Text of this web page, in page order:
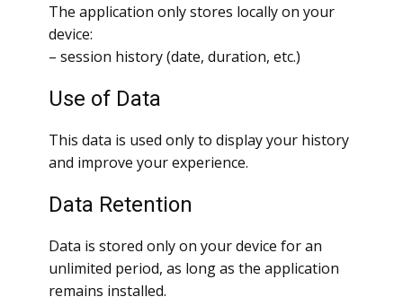
The application only stores locally on your
device:
– session history (date, duration, etc.)
Use of Data
This data is used only to display your history
and improve your experience.
Data Retention
Data is stored only on your device for an
unlimited period, as long as the application
remains installed.